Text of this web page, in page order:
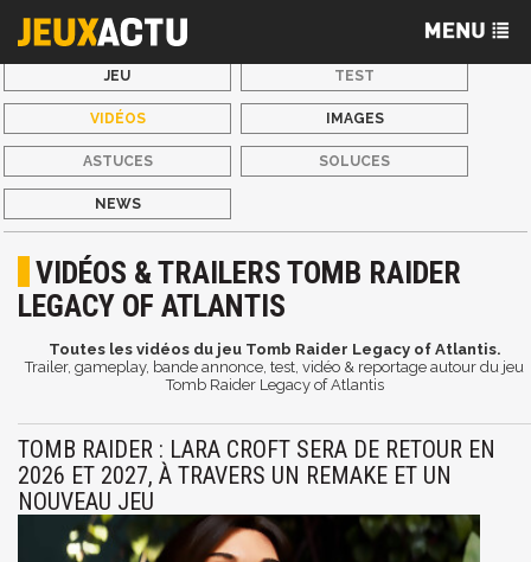
JEU TEST
VIDÉOS IMAGES
ASTUCES SOLUCES
NEWS
VIDÉOS & TRAILERS TOMB RAIDER
LEGACY OF ATLANTIS
Toutes les vidéos du jeu Tomb Raider Legacy of Atlantis.
Trailer, gameplay, bande annonce, test, vidéo & reportage autour du jeu
Tomb Raider Legacy of Atlantis
TOMB RAIDER : LARA CROFT SERA DE RETOUR EN
2026 ET 2027, À TRAVERS UN REMAKE ET UN
NOUVEAU JEU